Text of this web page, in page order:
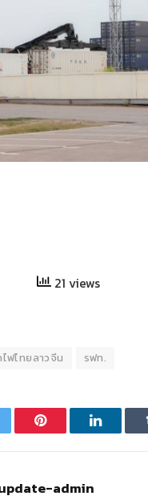
21 views
ไฟไทยลาวจีน รฟท.
Pinterest LinkedIn
admin